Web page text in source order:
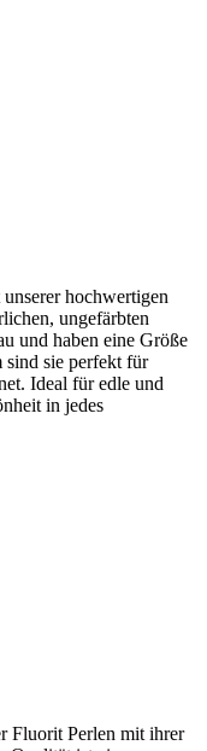
hochwertigen
ungefärbten
und haben eine Größe
sie perfekt für
Ideal für edle und
in jedes
Fluorit Perlen mit ihrer